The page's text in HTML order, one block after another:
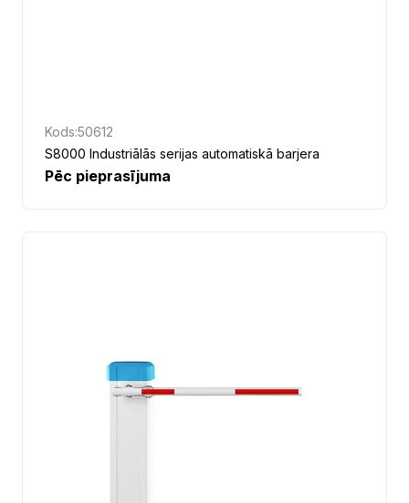
Kods:50612
S8000 Industriālās serijas automatiskā barjera
Pēc pieprasījuma